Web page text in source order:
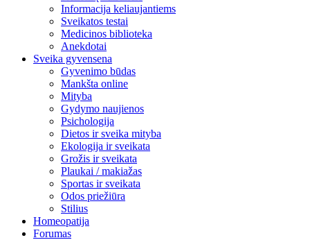
Informacija keliaujantiems
Sveikatos testai
Medicinos biblioteka
Anekdotai
Sveika gyvensena
Gyvenimo būdas
Mankšta online
Mityba
Gydymo naujienos
Psichologija
Dietos ir sveika mityba
Ekologija ir sveikata
Grožis ir sveikata
Plaukai / makiažas
Sportas ir sveikata
Odos priežiūra
Stilius
Homeopatija
Forumas